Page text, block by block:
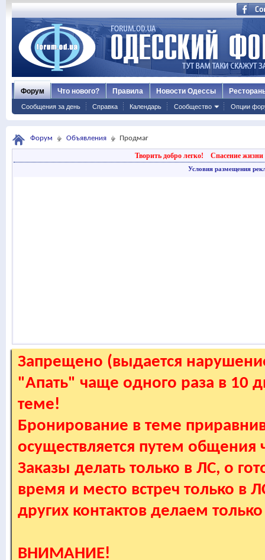
Форум
Сообщения за день Справка Календарь Сообщество Опции
Что нового? Правила Новости Одессы
Форум Объявления Продмаг
Творить добро легко! Спасение жизни
Условия размещения
Запрещено (выдается
"Апать" чаще одного раза в 10
теме!
Бронирование в теме
осуществляется путем
Заказы делать только в ЛС, о
время и место встреч только в
других контактов делаем
ВНИМАНИЕ!